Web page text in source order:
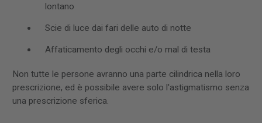
lontano
Scie di luce dai fari delle auto di notte
Affaticamento degli occhi e/o mal di testa
Non tutte le persone avranno una parte cilindrica nella loro
prescrizione, ed è possibile avere solo l'astigmatismo senza
una prescrizione sferica.